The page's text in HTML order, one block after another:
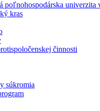
poľnohospodárska univerzita
kras
činnosti
súkromia